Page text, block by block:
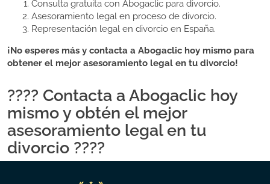
Consulta gratuita con Abogaclic para divorcio.
Asesoramiento legal en proceso de divorcio.
Representación legal en divorcio en España.
¡No esperes más y contacta a Abogaclic hoy mismo para
obtener el mejor asesoramiento legal en tu divorcio!
???? Contacta a Abogaclic hoy
mismo y obtén el mejor
asesoramiento legal en tu
divorcio ????